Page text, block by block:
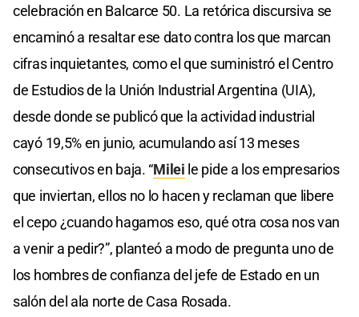
celebración en Balcarce 50. La retórica discursiva se
encaminó a resaltar ese dato contra los que marcan
cifras inquietantes, como el que suministró el Centro
de Estudios de la Unión Industrial Argentina (UIA),
desde donde se publicó que la actividad industrial
cayó 19,5% en junio, acumulando así 13 meses
consecutivos en baja. “Milei le pide a los empresarios
que inviertan, ellos no lo hacen y reclaman que libere
el cepo ¿cuando hagamos eso, qué otra cosa nos van
a venir a pedir?”, planteó a modo de pregunta uno de
los hombres de confianza del jefe de Estado en un
salón del ala norte de Casa Rosada.